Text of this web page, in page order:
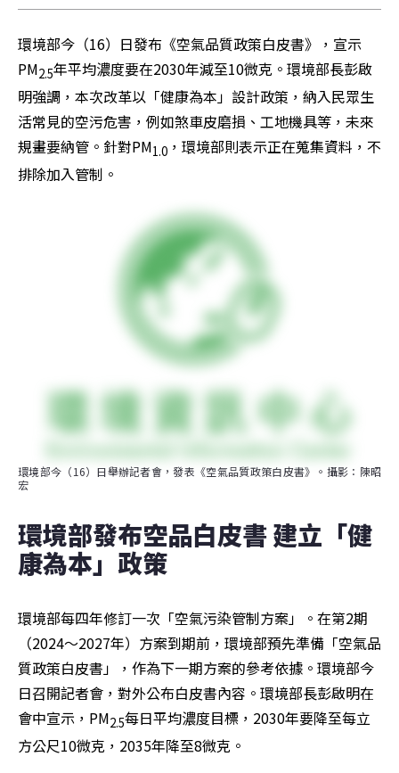
環境部今（16）日發布《空氣品質政策白皮書》，宣示
PM2.5年平均濃度要在2030年減至10微克。環境部長彭啟
明強調，本次改革以「健康為本」設計政策，納入民眾生
活常見的空污危害，例如煞車皮磨損、工地機具等，未來
規畫要納管。針對PM1.0 ，環境部則表示正在蒐集資料，不
排除加入管制。
環境部今（16）日舉辦記者會，發表《空氣品質政策白皮書》。攝影：陳昭
宏
環境部發布空品白皮書 建立「健
康為本」政策
環境部每四年修訂一次「空氣污染管制方案」。在第2期
（2024～2027年）方案到期前，環境部預先準備「空氣品
質政策白皮書」，作為下一期方案的參考依據。環境部今
日召開記者會，對外公布白皮書內容。環境部長彭啟明在
會中宣示，PM2.5每日平均濃度目標，2030年要降至每立
方公尺10微克，2035年降至8微克。